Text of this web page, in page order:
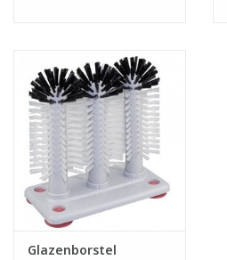
Glazenborstel